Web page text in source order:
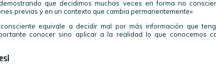
que decidimos muchas veces en forma no
previas y en un contexto que cambia permanentemente»
equivale a decidir mal por más información que
conocer sino aplicar a la realidad lo que conocemos